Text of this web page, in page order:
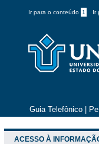
Ir para o conteúdo 1 Ir
Guia Telefônico
ACESSO À